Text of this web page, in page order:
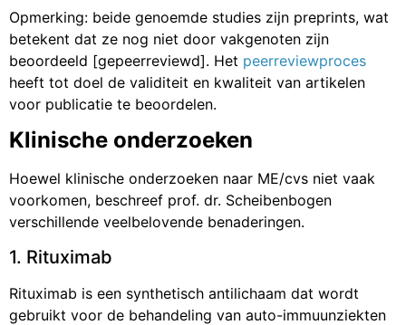
Opmerking: beide genoemde studies zijn preprints, wat
betekent dat ze nog niet door vakgenoten zijn
beoordeeld [gepeerreviewd]. Het peerreviewproces
heeft tot doel de validiteit en kwaliteit van artikelen
voor publicatie te beoordelen.
Klinische onderzoeken
Hoewel klinische onderzoeken naar ME/cvs niet vaak
voorkomen, beschreef prof. dr. Scheibenbogen
verschillende veelbelovende benaderingen.
1. Rituximab
Rituximab is een synthetisch antilichaam dat wordt
gebruikt voor de behandeling van auto-immuunziekten